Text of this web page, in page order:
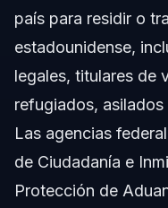
país para residir o
estadounidense,
legales, titulares de
refugiados,
Las agencias
de Ciudadanía e
Protección de